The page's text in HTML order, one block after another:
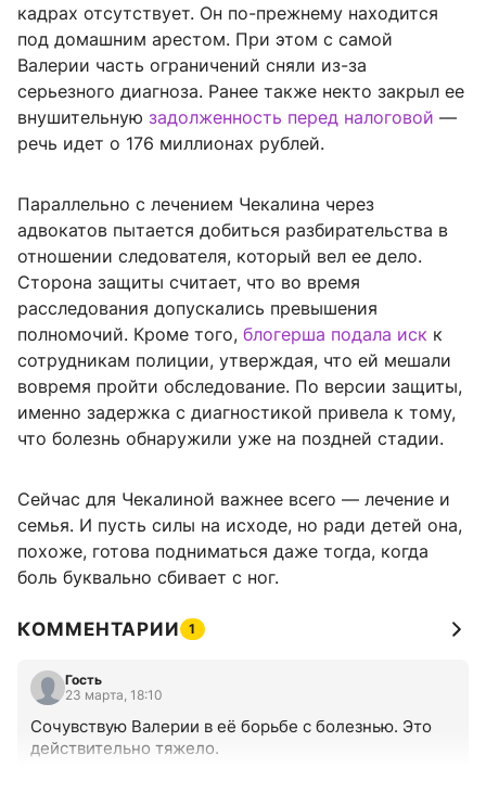
кадрах отсутствует. Он по-прежнему находится
под домашним арестом. При этом с самой
Валерии часть ограничений сняли из-за
серьезного диагноза. Ранее также некто закрыл ее
внушительную задолженность перед налоговой —
речь идет о 176 миллионах рублей.
Параллельно с лечением Чекалина через
адвокатов пытается добиться разбирательства в
отношении следователя, который вел ее дело.
Сторона защиты считает, что во время
расследования допускались превышения
полномочий. Кроме того, блогерша подала иск к
сотрудникам полиции, утверждая, что ей мешали
вовремя пройти обследование. По версии защиты,
именно задержка с диагностикой привела к тому,
что болезнь обнаружили уже на поздней стадии.
Сейчас для Чекалиной важнее всего — лечение и
семья. И пусть силы на исходе, но ради детей она,
похоже, готова подниматься даже тогда, когда
боль буквально сбивает с ног.
КОММЕНТАРИИ 1
Гость
23 марта, 18:10
Сочувствую Валерии в её борьбе с болезнью. Это
действительно тяжело.